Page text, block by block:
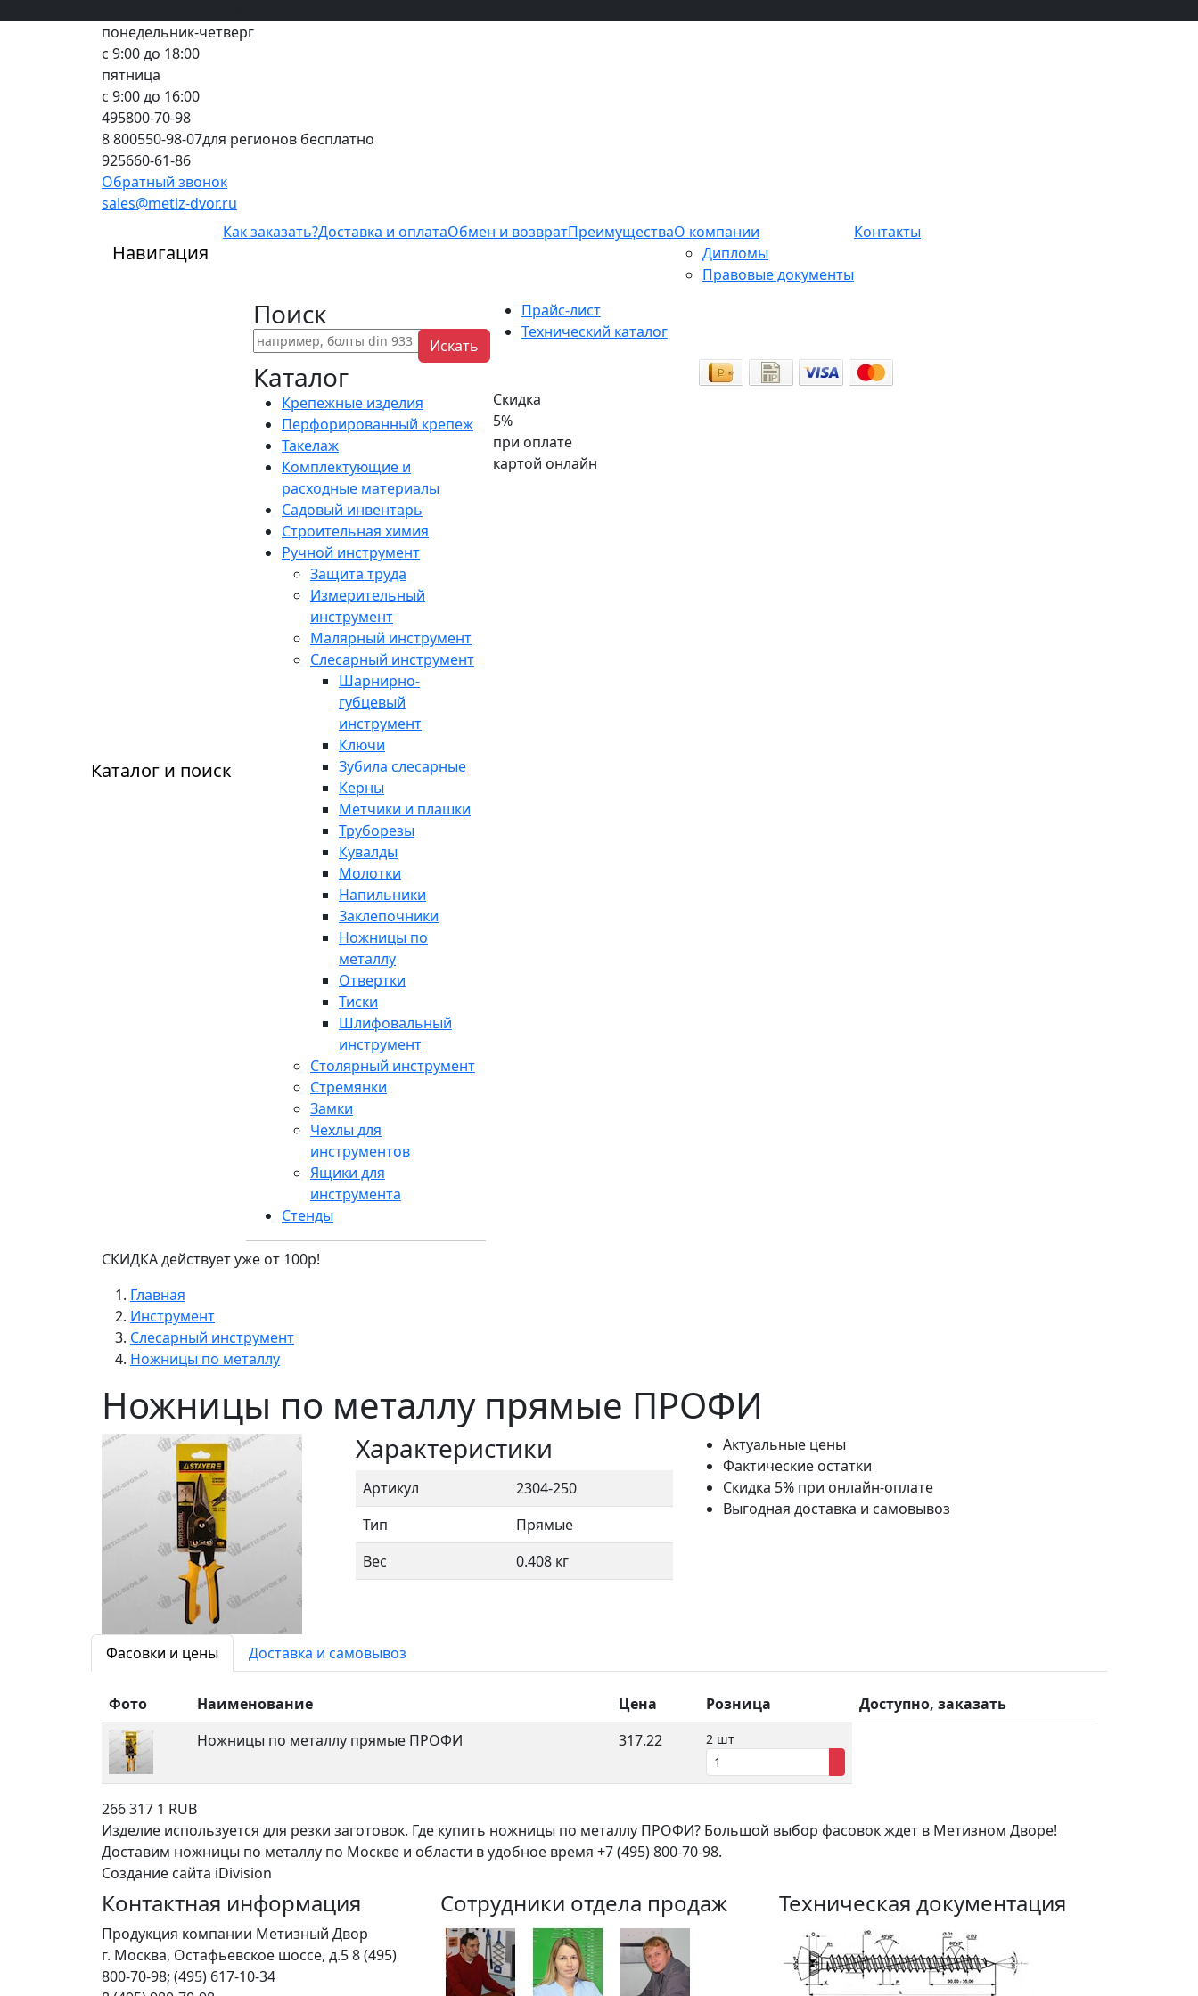
понедельник-четверг
с 9:00 до 18:00
пятница
с 9:00 до 16:00
495800-70-98
8 800550-98-07для регионов бесплатно
925660-61-86
Обратный звонок
sales@metiz-dvor.ru
Навигация
Как заказать?Доставка и оплатаОбмен и возвратПреимуществаО компании
Дипломы
Правовые документы
Контакты
Каталог и поиск
Поиск
Искать
Каталог
Крепежные изделия
Перфорированный крепеж
Такелаж
Комплектующие и
расходные материалы
Садовый инвентарь
Строительная химия
Ручной инструмент
Защита труда
Измерительный
инструмент
Малярный инструмент
Слесарный инструмент
Шарнирно-
губцевый
инструмент
Ключи
Зубила слесарные
Керны
Метчики и плашки
Труборезы
Кувалды
Молотки
Напильники
Заклепочники
Ножницы по
металлу
Отвертки
Тиски
Шлифовальный
инструмент
Столярный инструмент
Стремянки
Замки
Чехлы для
инструментов
Ящики для
инструмента
Стенды
Прайс-лист
Технический каталог
Скидка
5%
при оплате
картой онлайн
СКИДКА действует уже от 100р!
Главная
Инструмент
Слесарный инструмент
Ножницы по металлу
Ножницы по металлу прямые ПРОФИ
Характеристики
Артикул
2304-250
Тип
Прямые
Вес
0.408 кг
Актуальные цены
Фактические остатки
Скидка 5% при онлайн-оплате
Выгодная доставка и самовывоз
Фасовки и цены Доставка и самовывоз
Фото Наименование Цена Розница
Доступно, заказать
Ножницы по металлу прямые ПРОФИ
317.22 2 шт
266317 1 RUB
Изделие используется для резки заготовок. Где купить ножницы по металлу ПРОФИ? Большой выбор фасовок ждет в Метизном Дворе!
Доставим ножницы по металлу по Москве и области в удобное время +7 (495) 800-70-98.
Создание сайта iDivision
Контактная информация
Продукция компании Метизный Двор
г. Москва, Остафьевское шоссе, д.58 (495)
800-70-98; (495) 617-10-34
Сотрудники отдела продаж Техническая документация